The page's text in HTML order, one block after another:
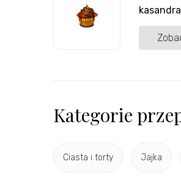
Kategorie
Ciasta i torty Jajka